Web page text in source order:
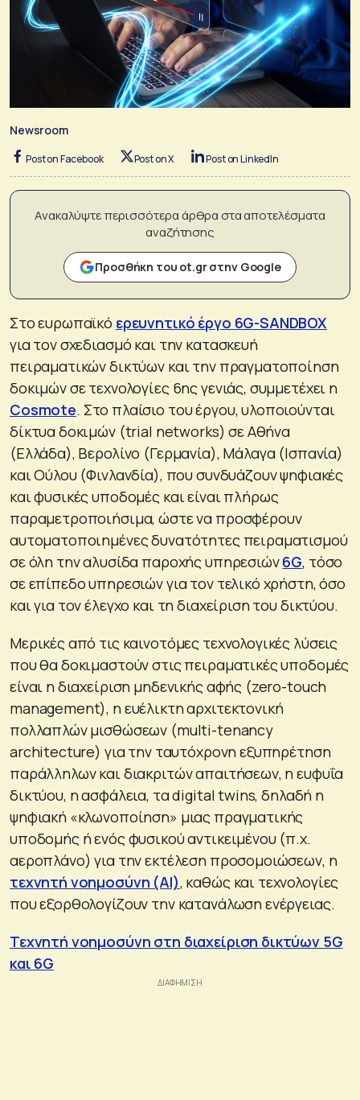
Newsroom
Post on Facebook Post on X Post on LinkedIn
Ανακαλύψτε περισσότερα άρθρα στα αποτελέσματα
αναζήτησης
Προσθήκη του ot.gr στην Google
Στο ευρωπαϊκό ερευνητικό έργο 6G-SANDBOX
για τον σχεδιασμό και την κατασκευή
πειραματικών δικτύων και την πραγματοποίηση
δοκιμών σε τεχνολογίες 6ης γενιάς, συμμετέχει η
Cosmote. Στο πλαίσιο του έργου, υλοποιούνται
δίκτυα δοκιμών (trial networks) σε Αθήνα
(Ελλάδα), Βερολίνο (Γερμανία), Μάλαγα (Ισπανία)
και Ούλου (Φινλανδία), που συνδυάζουν ψηφιακές
και φυσικές υποδομές και είναι πλήρως
παραμετροποιήσιμα, ώστε να προσφέρουν
αυτοματοποιημένες δυνατότητες πειραματισμού
σε όλη την αλυσίδα παροχής υπηρεσιών6G, τόσο
σε επίπεδο υπηρεσιών για τον τελικό χρήστη, όσο
και για τον έλεγχο και τη διαχείριση του δικτύου.
Μερικές από τις καινοτόμες τεχνολογικές λύσεις
που θα δοκιμαστούν στις πειραματικές υποδομές
είναι η διαχείριση μηδενικής αφής (zero-touch
management), η ευέλικτη αρχιτεκτονική
πολλαπλών μισθώσεων (multi-tenancy
architecture) για την ταυτόχρονη εξυπηρέτηση
παράλληλων και διακριτών απαιτήσεων, η ευφυΐα
δικτύου, η ασφάλεια, τα digital twins, δηλαδή η
ψηφιακή «κλωνοποίηση» μιας πραγματικής
υποδομής ή ενός φυσικού αντικειμένου (π.χ.
αεροπλάνο) για την εκτέλεση προσομοιώσεων, η
τεχνητή νοημοσύνη (AI), καθώς και τεχνολογίες
που εξορθολογίζουν την κατανάλωση ενέργειας.
Τεχνητή νοημοσύνη στη διαχείριση δικτύων 5G
και 6G